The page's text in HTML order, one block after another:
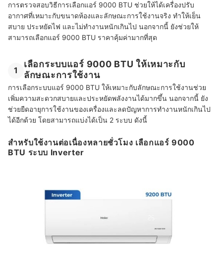
การตรวจสอบวิธีการเลือกแอร์ 9000 BTU ช่วยให้ได้เครื่องปรับ
อากาศที่เหมาะกับขนาดห้องและลักษณะการใช้งานจริง ทำให้เย็น
สบาย ประหยัดไฟ และไม่ทำงานหนักเกินไป นอกจากนี้ ยังช่วยให้
สามารถเลือกแอร์ 9000 BTU ราคาคุ้มค่ามากที่สุด
1
เลือกระบบแอร์ 9000 BTU ให้เหมาะกับ
ลักษณะการใช้งาน
การเลือกระบบแอร์ 9000 BTU ให้เหมาะกับลักษณะการใช้งานช่วย
เพิ่มความสะดวกสบายและประหยัดพลังงานได้มากขึ้น นอกจากนี้ ยัง
ช่วยยืดอายุการใช้งานของเครื่องและลดปัญหาการทำงานหนักเกินไป
ได้อีกด้วย โดยสามารถแบ่งได้เป็น 2 ระบบ ดังนี้
สำหรับใช้งานต่อเนื่องหลายชั่วโมง เลือกแอร์ 9000
BTU ระบบ Inverter